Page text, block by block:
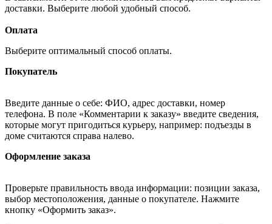
доставки. Выберите любой удобный способ.
Оплата
Выберите оптимальный способ оплаты.
Покупатель
Введите данные о себе: ФИО, адрес доставки, номер
телефона. В поле «Комментарии к заказу» введите сведения,
которые могут пригодиться курьеру, например: подъезды в
доме считаются справа налево.
Оформление заказа
Проверьте правильность ввода информации: позиции заказа,
выбор местоположения, данные о покупателе. Нажмите
кнопку «Оформить заказ».